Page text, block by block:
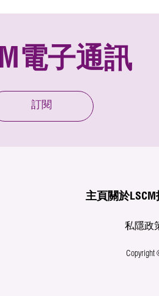
電子通訊
訂閱
主頁關於LSCM
私隱政
Copyright